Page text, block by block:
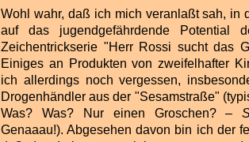
Wohl wahr, daß ich mich veranlaßt sah, in
auf das jugendgefährdende Potential
Zeichentrickserie "Herr Rossi sucht das
Einiges an Produkten von zweifelhafter
ich allerdings noch vergessen,
Drogenhändler aus der "Sesamstraße"
Was? Was? Nur einen Groschen? –
Genaaau!). Abgesehen davon bin ich der